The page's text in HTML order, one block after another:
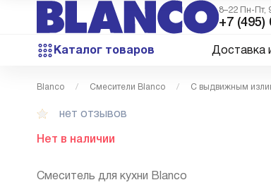
8–22 Пн-Пт,
+7 (495)
Каталог товаров Доставка
Blanco Смесители Blanco С выдвижным
нет отзывов
Нет в наличии
Смеситель для кухни Blanco